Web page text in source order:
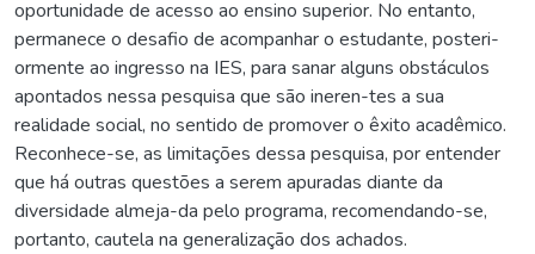
oportunidade de acesso ao ensino superior. No entanto,
permanece o desafio de acompanhar o estudante, posteri-
ormente ao ingresso na IES, para sanar alguns obstáculos
apontados nessa pesquisa que são ineren-tes a sua
realidade social, no sentido de promover o êxito acadêmico.
Reconhece-se, as limitações dessa pesquisa, por entender
que há outras questões a serem apuradas diante da
diversidade almeja-da pelo programa, recomendando-se,
portanto, cautela na generalização dos achados.